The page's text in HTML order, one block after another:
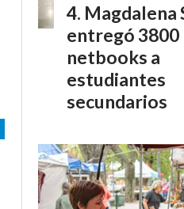
Magdalena
entregó 3800
netbooks a
estudiantes
secundarios